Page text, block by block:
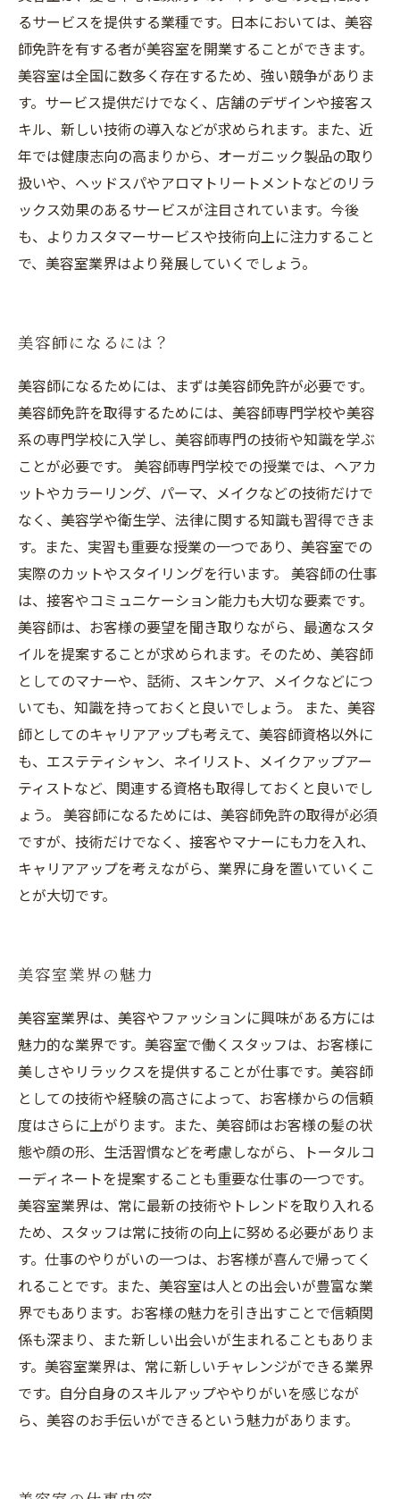
るサービスを提供する業種です。日本においては、美容
師免許を有する者が美容室を開業することができます。
美容室は全国に数多く存在するため、強い競争がありま
す。サービス提供だけでなく、店舗のデザインや接客ス
キル、新しい技術の導入などが求められます。また、近
年では健康志向の高まりから、オーガニック製品の取り
扱いや、ヘッドスパやアロマトリートメントなどのリラ
ックス効果のあるサービスが注目されています。今後
も、よりカスタマーサービスや技術向上に注力すること
で、美容室業界はより発展していくでしょう。
美容師になるには？
美容師になるためには、まずは美容師免許が必要です。
美容師免許を取得するためには、美容師専門学校や美容
系の専門学校に入学し、美容師専門の技術や知識を学ぶ
ことが必要です。 美容師専門学校での授業では、ヘアカ
ットやカラーリング、パーマ、メイクなどの技術だけで
なく、美容学や衛生学、法律に関する知識も習得できま
す。また、実習も重要な授業の一つであり、美容室での
実際のカットやスタイリングを行います。 美容師の仕事
は、接客やコミュニケーション能力も大切な要素です。
美容師は、お客様の要望を聞き取りながら、最適なスタ
イルを提案することが求められます。そのため、美容師
としてのマナーや、話術、スキンケア、メイクなどにつ
いても、知識を持っておくと良いでしょう。 また、美容
師としてのキャリアアップも考えて、美容師資格以外に
も、エステティシャン、ネイリスト、メイクアップアー
ティストなど、関連する資格も取得しておくと良いでし
ょう。 美容師になるためには、美容師免許の取得が必須
ですが、技術だけでなく、接客やマナーにも力を入れ、
キャリアアップを考えながら、業界に身を置いていくこ
とが大切です。
美容室業界の魅力
美容室業界は、美容やファッションに興味がある方には
魅力的な業界です。美容室で働くスタッフは、お客様に
美しさやリラックスを提供することが仕事です。美容師
としての技術や経験の高さによって、お客様からの信頼
度はさらに上がります。また、美容師はお客様の髪の状
態や顔の形、生活習慣などを考慮しながら、トータルコ
ーディネートを提案することも重要な仕事の一つです。
美容室業界は、常に最新の技術やトレンドを取り入れる
ため、スタッフは常に技術の向上に努める必要がありま
す。仕事のやりがいの一つは、お客様が喜んで帰ってく
れることです。また、美容室は人との出会いが豊富な業
界でもあります。お客様の魅力を引き出すことで信頼関
係も深まり、また新しい出会いが生まれることもありま
す。美容室業界は、常に新しいチャレンジができる業界
です。自分自身のスキルアップややりがいを感じなが
ら、美容のお手伝いができるという魅力があります。